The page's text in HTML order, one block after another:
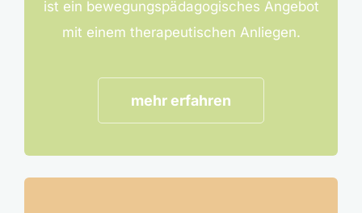
ist ein bewegungspädagogisches Angebot
mit einem therapeutischen Anliegen.
mehr erfahren